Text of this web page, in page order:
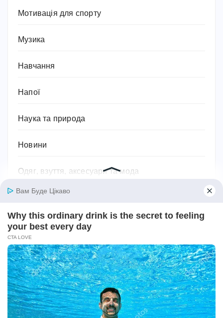
Мотивація для спорту
Музика
Навчання
Напої
Наука та природа
Новини
Одяг, взуття, аксесуари та мода
Паразити
Підприємництво та бізнес
Побутова техніка
Подарунки